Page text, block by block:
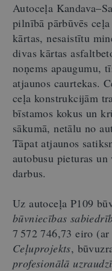
Autoceļa
pilnībā pārbūvēs
kārtas, nesaistītu
divas kārtas
noņems apaugumu,
atjaunos caurtekas.
ceļa konstrukcijām
bīstamos kokus un
sākumā, netālu no
Tāpat atjaunos
autobusu pieturas
darbus.
Uz autoceļa P109
būvniecības
7 572 746,73 eiro
Ceļuprojekts,
profesionālā